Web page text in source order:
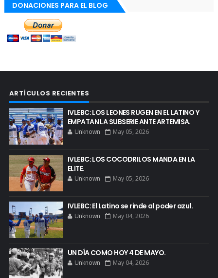
DONACIONES PARA EL BLOG
ARTÍCULOS RECIENTES
IVLEBC: LOS LEONES RUGEN EN EL LATINO Y
EMPATAN LA SUBSERIE ANTE ARTEMISA.
Unknown May 05, 2026
IVLEBC: LOS COCODRILOS MANDA EN LA
ELITE.
Unknown May 05, 2026
IVLEBC: El Latino se rinde al poder azul.
Unknown May 04, 2026
UN DÍA COMO HOY 4 DE MAYO.
Unknown May 04, 2026